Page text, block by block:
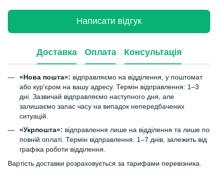
Написати відгук
Доставка Оплата Консультація
«Нова пошта»: відправляємо на відділення, у поштомат
або кур'єром на вашу адресу. Термін відправлення: 1–3
дні. Зазвичай відправляємо наступного дня, але
залишаємо запас часу на випадок непередбачених
ситуацій.
«Укрпошта»: відправлення лише на відділення та лише по
повній оплаті. Термін відправлення: 1–7 днів, залежить від
графіка роботи відділення.
Вартість доставки розраховується за тарифами перевізника.